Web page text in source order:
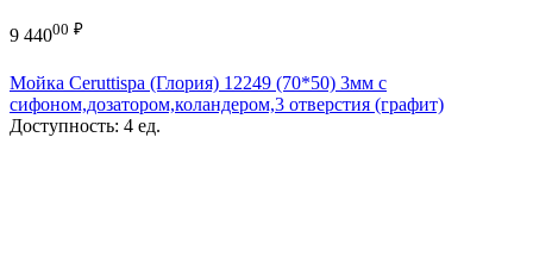
9 44000 ₽
Мойка Ceruttispa (Глория) 12249 (70*50) 3мм с
сифоном,дозатором,коландером,3 отверстия (графит)
Доступность: 4 ед.